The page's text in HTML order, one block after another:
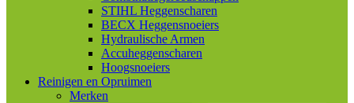
STIHL Heggenscharen
BECX Heggensnoeiers
Hydraulische Armen
Accuheggenscharen
Hoogsnoeiers
Reinigen en Opruimen
Merken